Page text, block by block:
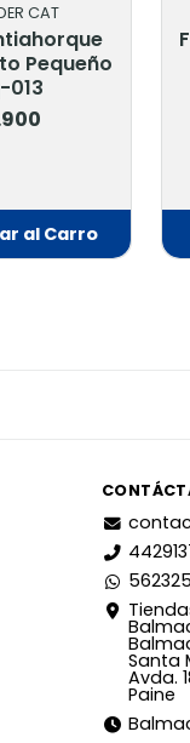
CAT
Pequeño
013
al Carro
Santa
Avda.
Paine